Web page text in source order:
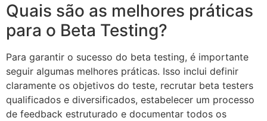
Quais são as melhores práticas
para o Beta Testing?
Para garantir o sucesso do beta testing, é importante
seguir algumas melhores práticas. Isso inclui definir
claramente os objetivos do teste, recrutar beta testers
qualificados e diversificados, estabelecer um processo
de feedback estruturado e documentar todos os